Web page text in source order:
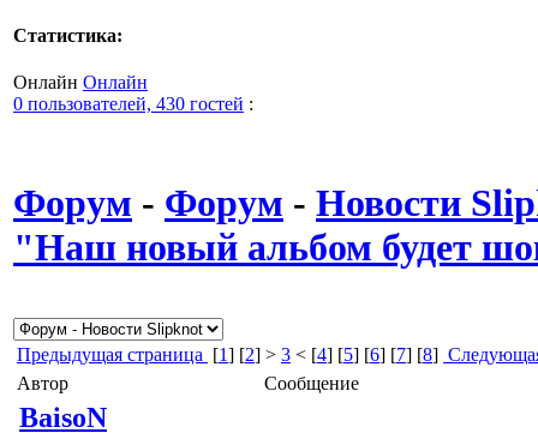
Статистика:
Онлайн Онлайн
0 пользователей, 430 гостей :
Форум - Форум - Новости
"Наш новый альбом будет
Предыдущая страница [1] [2] > 3 < [4] [5] [6] [7] [8]
Автор
Сообщение
BaisoN